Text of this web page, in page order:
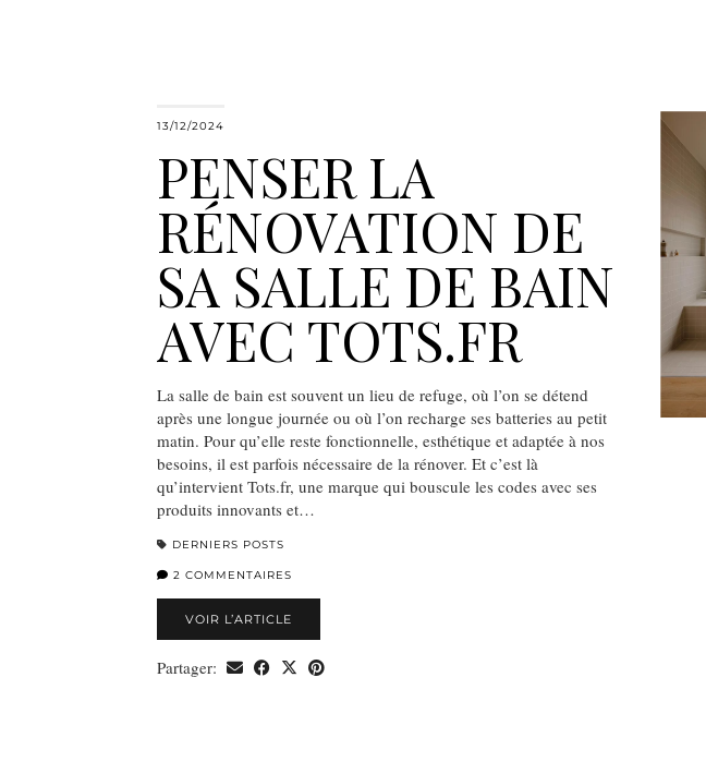
13/12/2024
PENSER LA
RÉNOVATION DE
SA SALLE DE BAIN
AVEC TOTS.FR
La salle de bain est souvent un lieu de refuge, où l’on se détend
après une longue journée ou où l’on recharge ses batteries au petit
matin. Pour qu’elle reste fonctionnelle, esthétique et adaptée à nos
besoins, il est parfois nécessaire de la rénover. Et c’est là
qu’intervient Tots.fr, une marque qui bouscule les codes avec ses
produits innovants et…
DERNIERS POSTS
2 COMMENTAIRES
VOIR L’ARTICLE
Partager: